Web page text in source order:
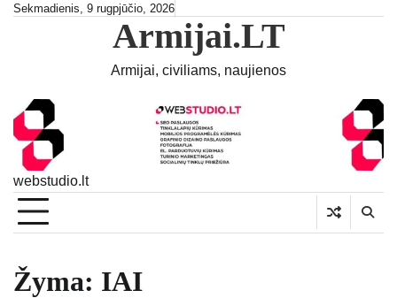
SkipSekmadienis, 9 rugpjūčio, 2026
Armijai.LT
Armijai, civiliams, naujienos
webstudio.lt
Žyma: IAI